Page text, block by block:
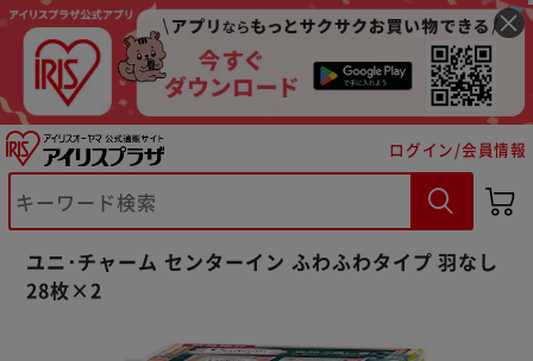
ログイン/会員情報
ユニ･チャーム センターイン ふわふわタイプ 羽なし
28枚×2
※ご確認ください
カートに入れる